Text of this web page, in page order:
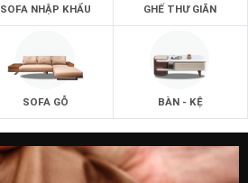
SOFA NHẬP KHẨU GHẾ THƯ GIÃN
SOFA GỖ BÀN - KỆ